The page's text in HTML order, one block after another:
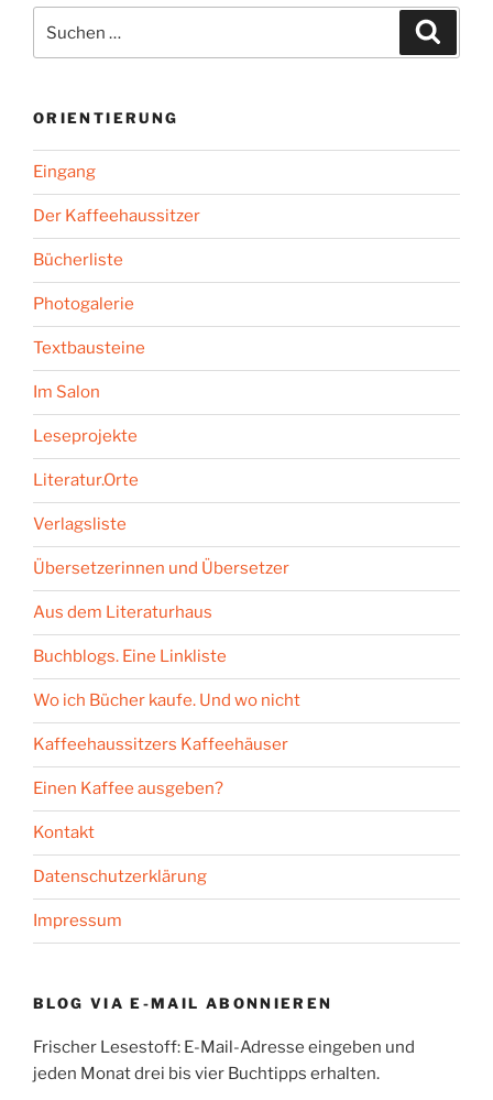
nach:
ORIENTIERUNG
Eingang
Der Kaffeehaussitzer
Bücherliste
Photogalerie
Textbausteine
Im Salon
Leseprojekte
Literatur.Orte
Verlagsliste
Übersetzerinnen und Übersetzer
Aus dem Literaturhaus
Buchblogs. Eine Linkliste
Wo ich Bücher kaufe. Und wo nicht
Kaffeehaussitzers Kaffeehäuser
Einen Kaffee ausgeben?
Kontakt
Datenschutzerklärung
Impressum
BLOG VIA E-MAIL ABONNIEREN
Frischer Lesestoff: E-Mail-Adresse eingeben und
jeden Monat drei bis vier Buchtipps erhalten.